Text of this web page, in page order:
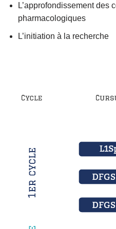
L’approfondissement des
pharmacologiques
L’initiation à la recherche